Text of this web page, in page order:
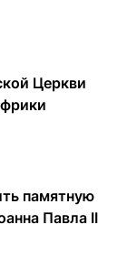
Церкви
памятную
Павла II